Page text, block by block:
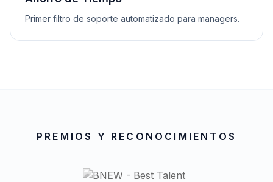
Primer filtro de soporte automatizado para managers.
PREMIOS Y RECONOCIMIENTOS